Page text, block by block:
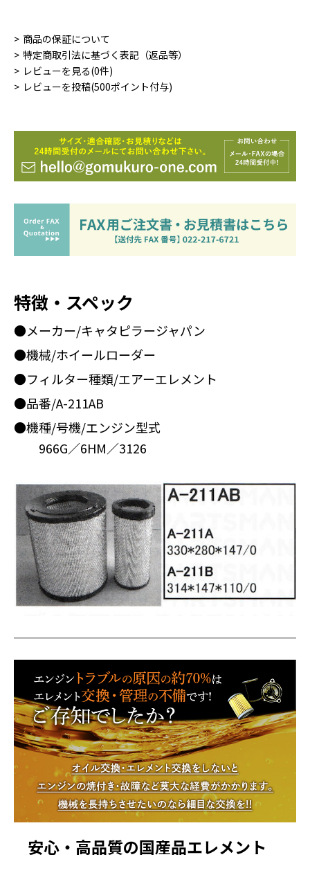
商品の保証について
特定商取引法に基づく表記（返品等）
レビューを見る(0件)
レビューを投稿(500ポイント付与)
特徴・スペック
●メーカー/キャタピラージャパン
●機械/ホイールローダー
●フィルター種類/エアーエレメント
●品番/A-211AB
●機種/号機/エンジン型式
966G／6HM／3126
安心・高品質の国産品エレメント